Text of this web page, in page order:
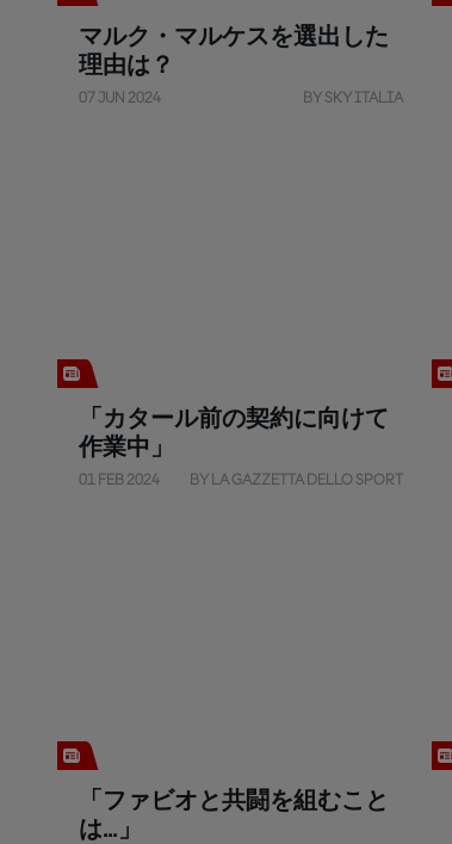
マルク・マルケスを選出した
理由は？
07 JUN 2024 BY SKY ITALIA
「カタール前の契約に向けて
作業中」
01 FEB 2024 BY LA GAZZETTA DELLO SPORT
「ファビオと共闘を組むこと
は...」